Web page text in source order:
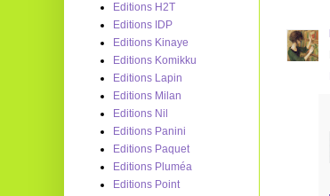
Editions H2T
Editions IDP
Editions Kinaye
Editions Komikku
Editions Lapin
Editions Milan
Editions Nil
Editions Panini
Editions Paquet
Editions Pluméa
Editions Point